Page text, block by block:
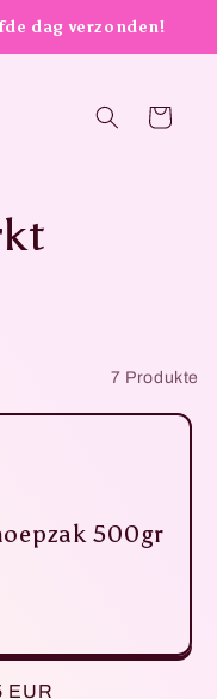
dag verzonden!
Warenkorb
7 Produkte
500gr
EUR